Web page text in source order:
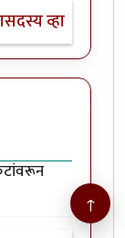
सदस्य व्हा
↑